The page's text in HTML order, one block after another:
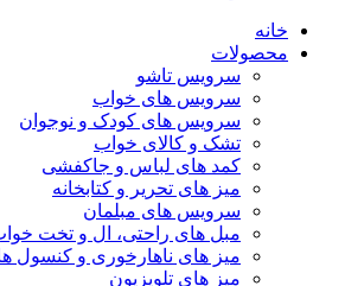
خانه
محصولات
سرویس تاشو
سرویس های خواب
سرویس های کودک و نوجوان
تشک و کالای خواب
کمد های لباس و جاکفشی
میز های تحریر و کتابخانه
سرویس های مبلمان
مبل های راحتی، ال و تخت
میز های ناهارخوری و کنسول
میز های تلویزیون